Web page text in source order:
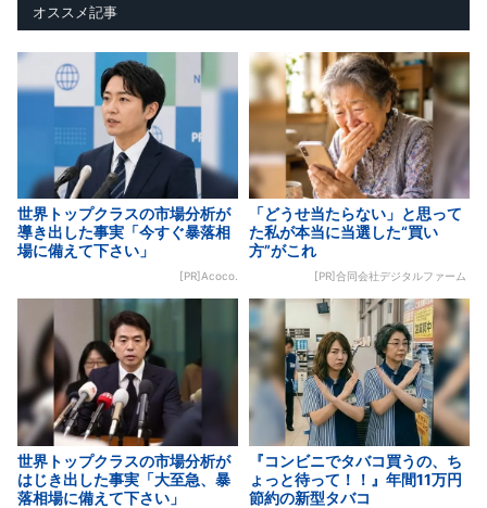
オススメ記事
世界トップクラスの市場分析が
導き出した事実「今すぐ暴落相
場に備えて下さい」
[PR]Acoco.
「どうせ当たらない」と思って
た私が本当に当選した“買い
方”がこれ
[PR]合同会社デジタルファーム
世界トップクラスの市場分析が
はじき出した事実「大至急、暴
落相場に備えて下さい」
『コンビニでタバコ買うの、ち
ょっと待って！！』年間11万円
節約の新型タバコ